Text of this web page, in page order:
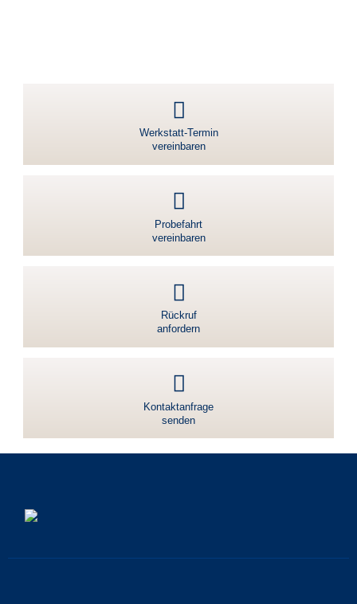
Werkstatt-Termin
vereinbaren
Probefahrt
vereinbaren
Rückruf
anfordern
Kontaktanfrage
senden